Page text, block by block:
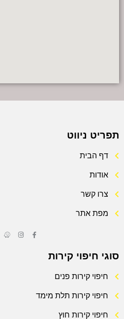
תפריט ניווט
דף הבית
אודות
צרו קשר
מפת אתר
סוגי חיפוי קירות
חיפוי קירות פנים
חיפוי קירות תלת מימד
חיפוי קירות חוץ